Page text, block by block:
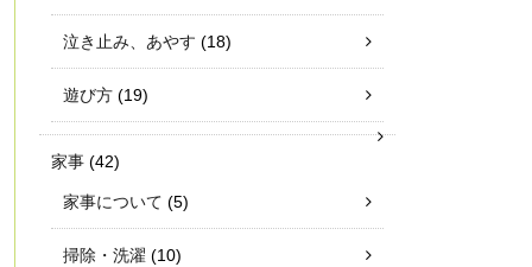
泣き止み、あやす (18)
遊び方 (19)
家事 (42)
家事について (5)
掃除・洗濯 (10)